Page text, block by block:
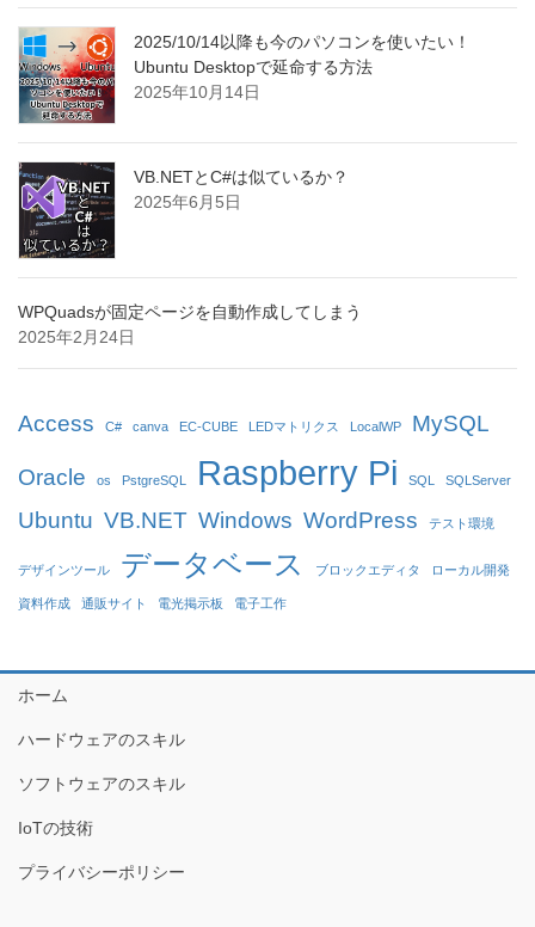
2025/10/14以降も今のパソコンを使いたい！
Ubuntu Desktopで延命する方法
2025年10月14日
VB.NETとC#は似ているか？
2025年6月5日
WPQuadsが固定ページを自動作成してしまう
2025年2月24日
Access C# canva EC-CUBE LEDマトリクス LocalWP MySQL
Oracle os PstgreSQL Raspberry Pi SQL SQLServer
Ubuntu VB.NET Windows WordPress テスト環境
デザインツール データベース ブロックエディタ ローカル開発
資料作成 通販サイト 電光掲示板 電子工作
ホーム
ハードウェアのスキル
ソフトウェアのスキル
IoTの技術
プライバシーポリシー